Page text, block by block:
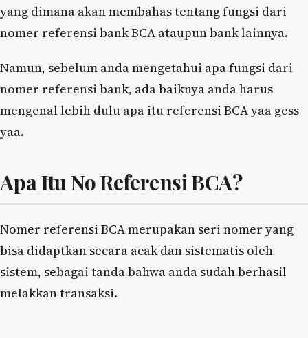
yang dimana akan membahas tentang fungsi dari
nomer referensi bank BCA ataupun bank lainnya.
Namun, sebelum anda mengetahui apa fungsi dari
nomer referensi bank, ada baiknya anda harus
mengenal lebih dulu apa itu referensi BCA yaa gess
yaa.
Apa Itu No Referensi BCA?
Nomer referensi BCA merupakan seri nomer yang
bisa didaptkan secara acak dan sistematis oleh
sistem, sebagai tanda bahwa anda sudah berhasil
melakkan transaksi.